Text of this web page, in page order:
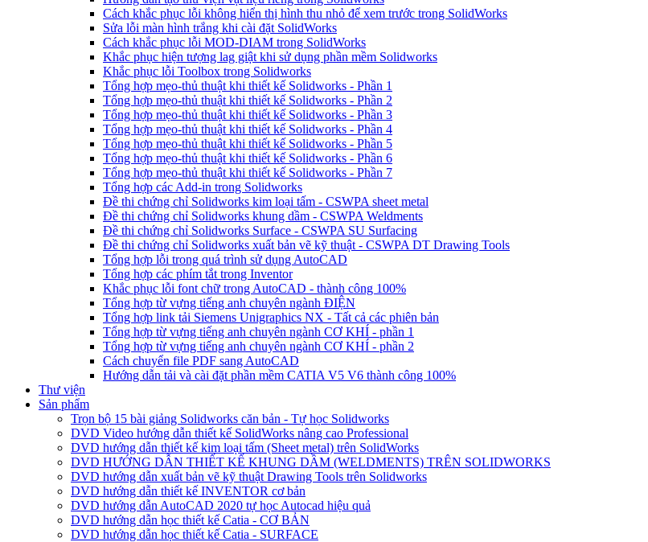
Cách khắc phục lỗi không hiển thị hình thu nhỏ để xem trước trong SolidWorks
Sửa lỗi màn hình trắng khi cài đặt SolidWorks
Cách khắc phục lỗi MOD-DIAM trong SolidWorks
Khắc phục hiện tượng lag giật khi sử dụng phần mềm Solidworks
Khắc phục lỗi Toolbox trong Solidworks
Tổng hợp mẹo-thủ thuật khi thiết kế Solidworks - Phần 1
Tổng hợp mẹo-thủ thuật khi thiết kế Solidworks - Phần 2
Tổng hợp mẹo-thủ thuật khi thiết kế Solidworks - Phần 3
Tổng hợp mẹo-thủ thuật khi thiết kế Solidworks - Phần 4
Tổng hợp mẹo-thủ thuật khi thiết kế Solidworks - Phần 5
Tổng hợp mẹo-thủ thuật khi thiết kế Solidworks - Phần 6
Tổng hợp mẹo-thủ thuật khi thiết kế Solidworks - Phần 7
Tổng hợp các Add-in trong Solidworks
Đề thi chứng chỉ Solidworks kim loại tấm - CSWPA sheet metal
Đề thi chứng chỉ Solidworks khung dầm - CSWPA Weldments
Đề thi chứng chỉ Solidworks Surface - CSWPA SU Surfacing
Đề thi chứng chỉ Solidworks xuất bản vẽ kỹ thuật - CSWPA DT Drawing Tools
Tổng hợp lỗi trong quá trình sử dụng AutoCAD
Tổng hợp các phím tắt trong Inventor
Khắc phục lỗi font chữ trong AutoCAD - thành công 100%
Tổng hợp từ vựng tiếng anh chuyên ngành ĐIỆN
Tổng hợp link tải Siemens Unigraphics NX - Tất cả các phiên bản
Tổng hợp từ vựng tiếng anh chuyên ngành CƠ KHÍ - phần 1
Tổng hợp từ vựng tiếng anh chuyên ngành CƠ KHÍ - phần 2
Cách chuyển file PDF sang AutoCAD
Hướng dẫn tải và cài đặt phần mềm CATIA V5 V6 thành công 100%
Thư viện
Sản phẩm
Trọn bộ 15 bài giảng Solidworks căn bản - Tự học Solidworks
DVD Video hướng dẫn thiết kế SolidWorks nâng cao Professional
DVD hướng dẫn thiết kế kim loại tấm (Sheet metal) trên SolidWorks
DVD HƯỚNG DẪN THIẾT KẾ KHUNG DẦM (WELDMENTS) TRÊN SOLIDWORKS
DVD hướng dẫn xuất bản vẽ kỹ thuật Drawing Tools trên Solidworks
DVD hướng dẫn thiết kế INVENTOR cơ bản
DVD hướng dẫn AutoCAD 2020 tự học Autocad hiệu quả
DVD hướng dẫn học thiết kế Catia - CƠ BẢN
DVD hướng dẫn học thiết kế Catia - SURFACE